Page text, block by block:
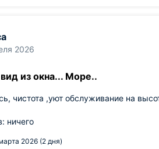
2026
из окна... Море..
чистота ,уют обслуживание на
ничего
2026 (2 дня)